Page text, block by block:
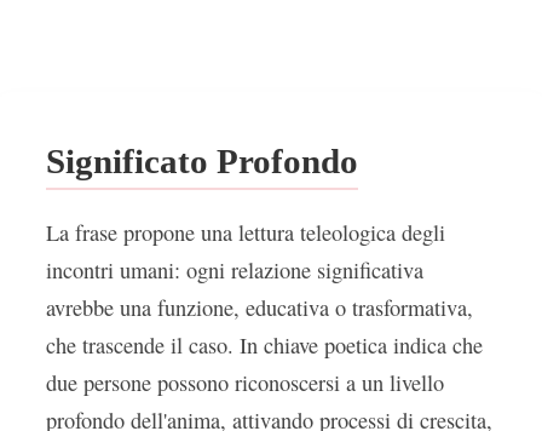
Significato Profondo
La frase propone una lettura teleologica degli
incontri umani: ogni relazione significativa
avrebbe una funzione, educativa o trasformativa,
che trascende il caso. In chiave poetica indica che
due persone possono riconoscersi a un livello
profondo dell'anima, attivando processi di crescita,